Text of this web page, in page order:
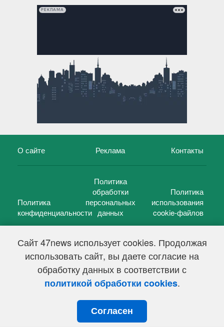
Сайт 47news использует cookies. Продолжая
использовать сайт, вы даете согласие на
обработку данных в соответствии с
политикой обработки cookies.
Согласен
РЕКЛАМА
О сайте Реклама Контакты
Политика
конфиденциальности
Политика
обработки
персональных
данных
Политика
использования
cookie-файлов
47 новостей (47 news)2005 — 2026 г.
Свидетельство о регистрации СМИ Эл № ФС 77-39848, выдано
Федеральной службой по надзору в сфере связи,
информационных технологий и массовых коммуникаций